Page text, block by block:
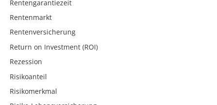
Rentengarantiezeit
Rentenmarkt
Rentenversicherung
Return on Investment (ROI)
Rezession
Risikoanteil
Risikomerkmal